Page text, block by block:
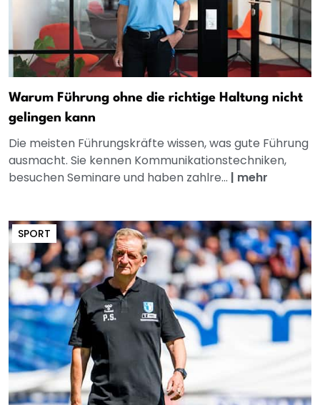
Warum Führung ohne die richtige Haltung nicht
gelingen kann
Die meisten Führungskräfte wissen, was gute Führung
ausmacht. Sie kennen Kommunikationstechniken,
besuchen Seminare und haben zahlre... | mehr
SPORT